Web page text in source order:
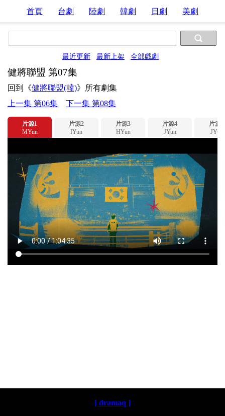
首頁 台劇 陸劇 韓劇 日劇 美劇
最近更新 最新上架 全部戲劇
健將聯盟 第07集
回到《健將聯盟(韓)》所有劇集
上一集 第06集
下一集 第08集
片源1
MYun
片源2
IYun
片源3
HYun
片源4
JYun
片源5
JYun
[ dramaq ]